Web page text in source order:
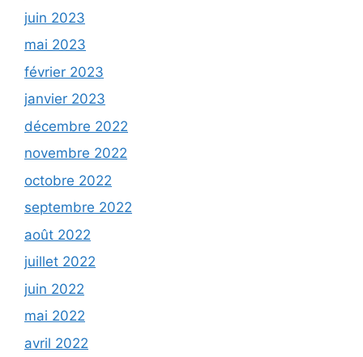
juin 2023
mai 2023
février 2023
janvier 2023
décembre 2022
novembre 2022
octobre 2022
septembre 2022
août 2022
juillet 2022
juin 2022
mai 2022
avril 2022